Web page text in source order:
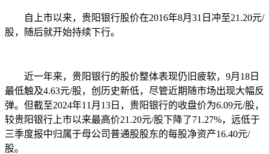
自上市以来，贵阳银行股价在2016年8月31日冲至21.20元/
股，随后就开始持续下行。
近一年来，贵阳银行的股价整体表现仍旧疲软，9月18日
最低触及4.63元/股，创历史新低，尽管近期随市场出现大幅反
弹。但截至2024年11月13日，贵阳银行的收盘价为6.09元/股，
较贵阳银行上市以来最高价21.20元/股下降了71.27%，远低于
三季度报中归属于母公司普通股股东的每股净资产16.40元/
股。